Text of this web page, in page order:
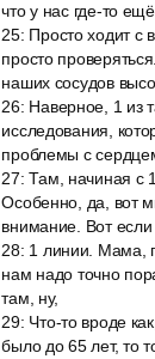
что у нас где-то
25: Просто ходит с
просто
наших сосудов
26: Наверное, 1 из
исследования,
проблемы с
27:Там, начиная с
Особенно, да, вот
внимание. Вот если
28: 1 линии. Мама,
нам надо точно
там, ну,
29: Что-то вроде
было до 65 лет, то